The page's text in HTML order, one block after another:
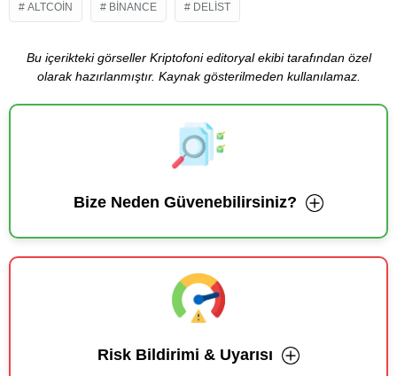
ALTCOIN BINANCE DELIST
Bu içerikteki görseller Kriptofoni editoryal ekibi tarafından özel
olarak hazırlanmıştır. Kaynak gösterilmeden kullanılamaz.
Bize Neden Güvenebilirsiniz?
Risk Bildirimi & Uyarısı